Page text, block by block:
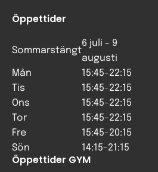
Öppettider
Sommarstängt
6 juli - 9
augusti
Mån
15:45-22:15
Tis
15:45-22:15
Ons
15:45-22:15
Tor
15:45-22:15
Fre
15:45-20:15
Sön
14:15-21:15
Öppettider GYM